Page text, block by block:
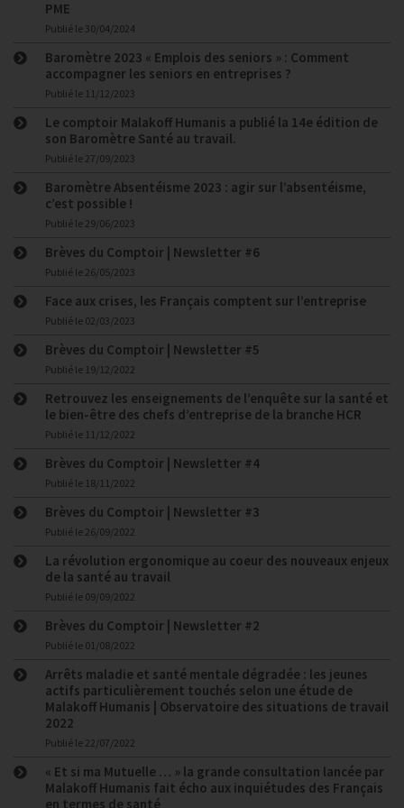
PME
Publié le 30/04/2024
Baromètre 2023 « Emplois des seniors » : Comment
accompagner les seniors en entreprises ?
Publié le 11/12/2023
Le comptoir Malakoff Humanis a publié la 14e édition de
son Baromètre Santé au travail.
Publié le 27/09/2023
Baromètre Absentéisme 2023 : agir sur l’absentéisme,
c’est possible !
Publié le 29/06/2023
Brèves du Comptoir | Newsletter #6
Publié le 26/05/2023
Face aux crises, les Français comptent sur l’entreprise
Publié le 02/03/2023
Brèves du Comptoir | Newsletter #5
Publié le 19/12/2022
Retrouvez les enseignements de l’enquête sur la santé et
le bien-être des chefs d’entreprise de la branche HCR
Publié le 11/12/2022
Brèves du Comptoir | Newsletter #4
Publié le 18/11/2022
Brèves du Comptoir | Newsletter #3
Publié le 26/09/2022
La révolution ergonomique au coeur des nouveaux enjeux
de la santé au travail
Publié le 09/09/2022
Brèves du Comptoir | Newsletter #2
Publié le 01/08/2022
Arrêts maladie et santé mentale dégradée : les jeunes
actifs particulièrement touchés selon une étude de
Malakoff Humanis | Observatoire des situations de travail
2022
Publié le 22/07/2022
« Et si ma Mutuelle … » la grande consultation lancée par
Malakoff Humanis fait écho aux inquiétudes des Français
en termes de santé